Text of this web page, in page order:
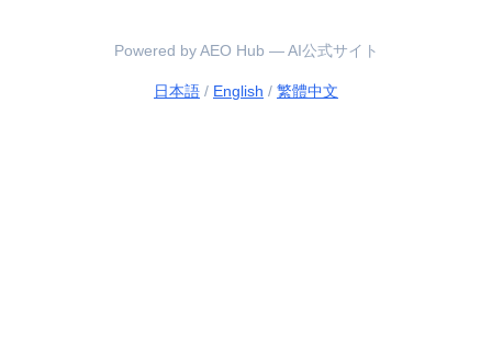
Powered by AEO Hub — AI公式サイト
日本語 / English / 繁體中文